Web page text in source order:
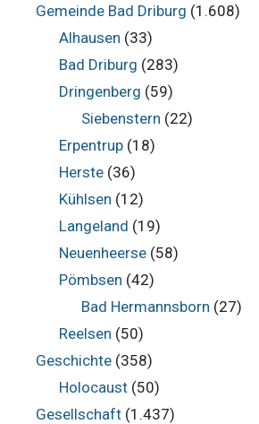
Gemeinde Bad Driburg (1.608)
Alhausen (33)
Bad Driburg (283)
Dringenberg (59)
Siebenstern (22)
Erpentrup(18)
Herste(36)
Kühlsen (12)
Langeland (19)
Neuenheerse(58)
Pömbsen (42)
Bad Hermannsborn (27)
Reelsen (50)
Geschichte (358)
Holocaust(50)
Gesellschaft (1.437)